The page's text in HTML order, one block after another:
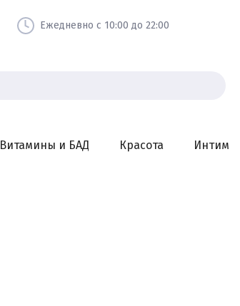
Ежедневно с 10:00 до 22:00
Витамины и БАД Красота Интим